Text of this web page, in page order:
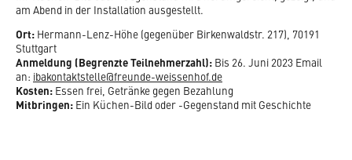
am Abend in der Installation ausgestellt.
Ort: Hermann-Lenz-Höhe (gegenüber Birkenwaldstr. 217), 70191
Stuttgart
Anmeldung (Begrenzte Teilnehmerzahl): Bis 26. Juni 2023 Email
an: ibakontaktstelle@freunde-weissenhof.de
Kosten: Essen frei, Getränke gegen Bezahlung
Mitbringen: Ein Küchen-Bild oder -Gegenstand mit Geschichte